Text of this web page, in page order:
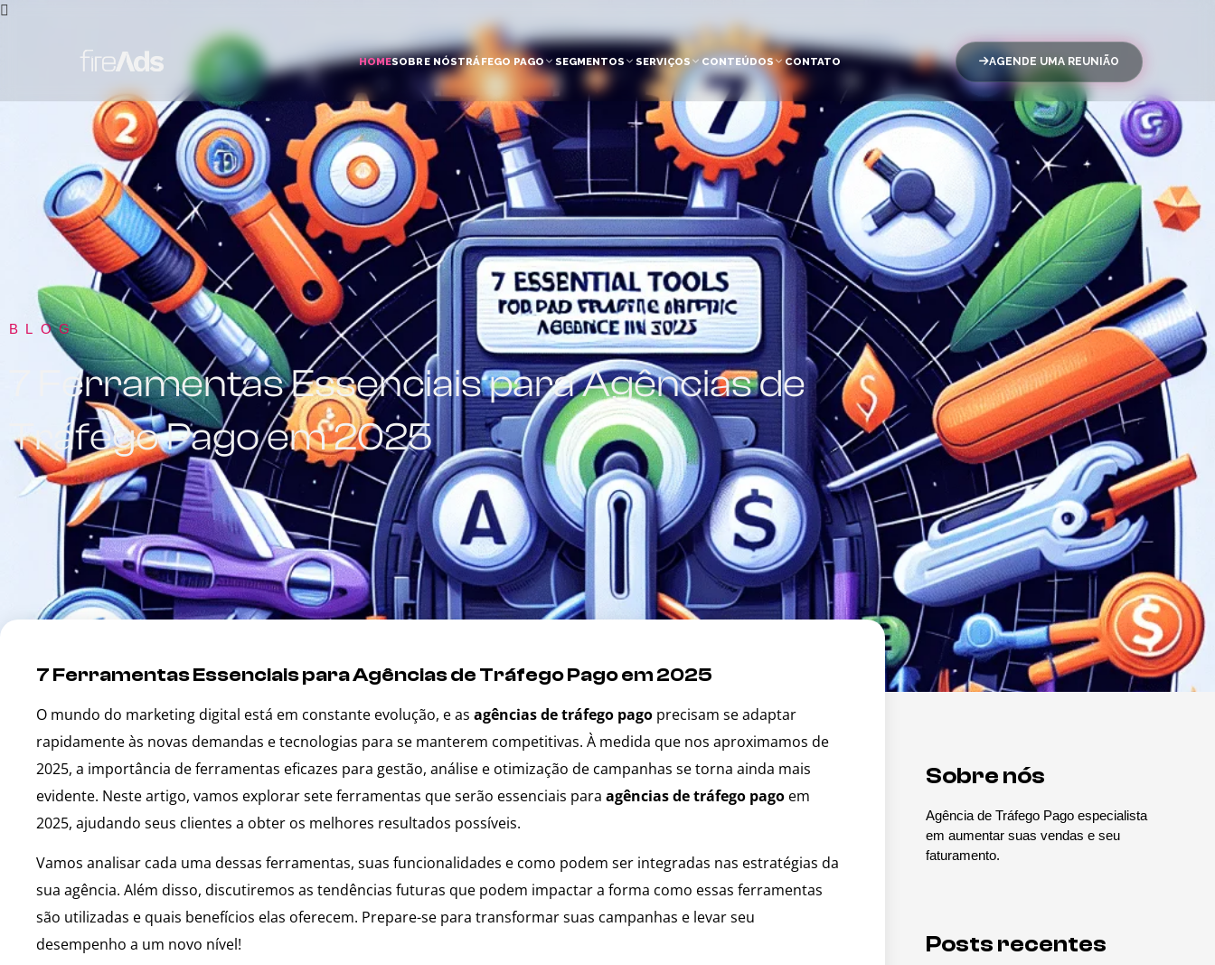
HOMESOBRE NÓSTRÁFEGO PAGO SEGMENTOS SERVIÇOS CONTEÚDOS CONTATO AGENDE UMA REUNIÃO
BLOG
7 Ferramentas Essenciais para Agências de
Tráfego Pago em 2025
7 Ferramentas Essenciais para Agências de Tráfego Pago em 2025
O mundo do marketing digital está em constante evolução, e as agências de tráfego pago precisam se adaptar
rapidamente às novas demandas e tecnologias para se manterem competitivas. À medida que nos aproximamos de
2025, a importância de ferramentas eficazes para gestão, análise e otimização de campanhas se torna ainda mais
evidente. Neste artigo, vamos explorar sete ferramentas que serão essenciais para agências de tráfego pago em
2025, ajudando seus clientes a obter os melhores resultados possíveis.
Vamos analisar cada uma dessas ferramentas, suas funcionalidades e como podem ser integradas nas estratégias da
sua agência. Além disso, discutiremos as tendências futuras que podem impactar a forma como essas ferramentas
são utilizadas e quais benefícios elas oferecem. Prepare-se para transformar suas campanhas e levar seu
desempenho a um novo nível!
Sobre nós
Agência de Tráfego Pago especialista
em aumentar suas vendas e seu
faturamento.
Posts recentes